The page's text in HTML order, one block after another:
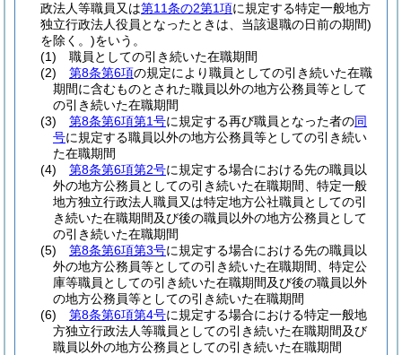
政法人等職員又は第11条の2第1項に規定する特定一般地方
独立行政法人役員となったときは、当該退職の日前の期間)
を除く。)をいう。
(1)
職員としての引き続いた在職期間
(2)
第8条第6項の規定により職員としての引き続いた在職
期間に含むものとされた職員以外の地方公務員等として
の引き続いた在職期間
(3)
第8条第6項第1号に規定する再び職員となった者の同
号に規定する職員以外の地方公務員等としての引き続い
た在職期間
(4)
第8条第6項第2号に規定する場合における先の職員以
外の地方公務員としての引き続いた在職期間、特定一般
地方独立行政法人職員又は特定地方公社職員としての引
き続いた在職期間及び後の職員以外の地方公務員として
の引き続いた在職期間
(5)
第8条第6項第3号に規定する場合における先の職員以
外の地方公務員等としての引き続いた在職期間、特定公
庫等職員としての引き続いた在職期間及び後の職員以外
の地方公務員等としての引き続いた在職期間
(6)
第8条第6項第4号に規定する場合における特定一般地
方独立行政法人等職員としての引き続いた在職期間及び
職員以外の地方公務員としての引き続いた在職期間